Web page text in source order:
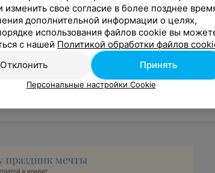
Детский боулинг
Игровая комната
изменить свое согласие в более позднее
дополнительной информации о целях,
использования файлов cookie вы
с нашей Политикой обработки файлов
Отклонить
Принять
Персональные настройки Cookie